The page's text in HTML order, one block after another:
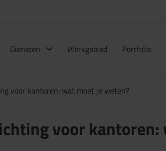
Diensten
Werkgebied Portfolio
voor kantoren: wat moet je weten?
voor